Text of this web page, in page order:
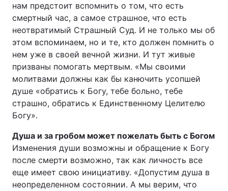
нам предстоит вспомнить о том, что есть
смертный час, а самое страшное, что есть
неотвратимый Страшный Суд. И не только мы об
этом вспоминаем, но и те, кто должен помнить о
нем уже в своей вечной жизни. И тут живые
призваны помогать мертвым. «Мы своими
молитвами должны как бы канючить усопшей
душе «обратись к Богу, тебе больно, тебе
страшно, обратись к Единственному Целителю
Богу».
Душа и за гробом может пожелать быть с Богом
Изменения души возможны и обращение к Богу
после смерти возможно, так как личность все
еще имеет свою инициативу. «Допустим душа в
неопределенном состоянии. А мы верим, что